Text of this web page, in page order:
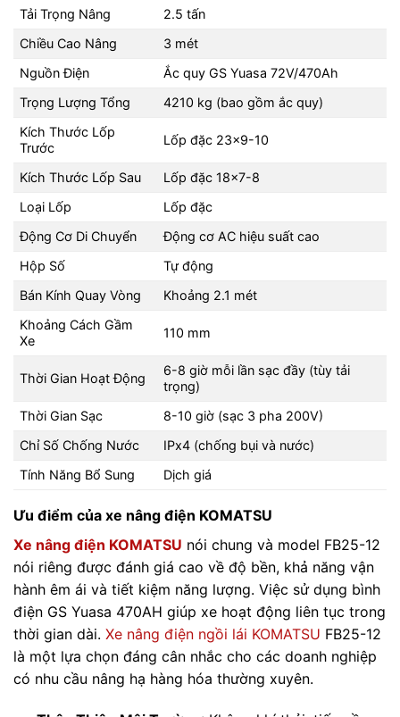
Tải Trọng Nâng
2.5 tấn
Chiều Cao Nâng
3 mét
Nguồn Điện
Ắc quy GS Yuasa 72V/470Ah
Trọng Lượng Tổng
4210 kg (bao gồm ắc quy)
Kích Thước Lốp
Trước
Lốp đặc 23x9-10
Kích Thước Lốp Sau
Lốp đặc 18x7-8
Loại Lốp
Lốp đặc
Động Cơ Di Chuyển
Động cơ AC hiệu suất cao
Hộp Số
Tự động
Bán Kính Quay Vòng
Khoảng 2.1 mét
Khoảng Cách Gầm
Xe
110 mm
Thời Gian Hoạt Động
6-8 giờ mỗi lần sạc đầy (tùy tải
trọng)
Thời Gian Sạc
8-10 giờ (sạc 3 pha 200V)
Chỉ Số Chống Nước
IPx4 (chống bụi và nước)
Tính Năng Bổ Sung
Dịch giá
Ưu điểm của xe nâng điện KOMATSU
Xe nâng điện KOMATSU nói chung và model FB25-12
nói riêng được đánh giá cao về độ bền, khả năng vận
hành êm ái và tiết kiệm năng lượng. Việc sử dụng bình
điện GS Yuasa 470AH giúp xe hoạt động liên tục trong
thời gian dài. Xe nâng điện ngồi lái KOMATSU FB25-12
là một lựa chọn đáng cân nhắc cho các doanh nghiệp
có nhu cầu nâng hạ hàng hóa thường xuyên.